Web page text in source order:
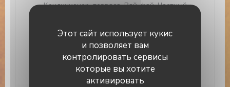
Этот сайт использует кукис
и позволяет вам
контролировать сервисы
которые вы хотите
активировать
Кондиционер, терраса, Вай-фай, Частный
Способы оплаты
Apple Pay, American Express, Eurocard /
Mastercard, Денежные средства, виза,
Дебетовая карточка